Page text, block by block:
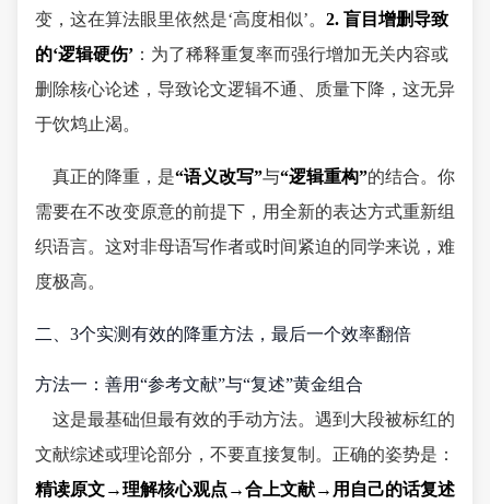
变，这在算法眼里依然是‘高度相似’。 2. 盲目增删导致
的‘逻辑硬伤’ ：为了稀释重复率而强行增加无关内容或
删除核心论述，导致论文逻辑不通、质量下降，这无异
于饮鸩止渴。
真正的降重，是“语义改写”与“逻辑重构”的结合。你
需要在不改变原意的前提下，用全新的表达方式重新组
织语言。这对非母语写作者或时间紧迫的同学来说，难
度极高。
二、3个实测有效的降重方法，最后一个效率翻倍
方法一：善用“参考文献”与“复述”黄金组合
这是最基础但最有效的手动方法。遇到大段被标红的
文献综述或理论部分，不要直接复制。正确的姿势是：
精读原文→理解核心观点→合上文献→用自己的话复述